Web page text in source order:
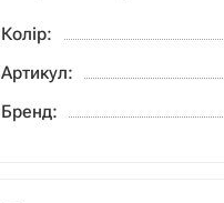
Колір:
Артикул:
Бренд: